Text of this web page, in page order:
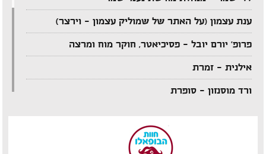
ענת עצמון (על האתר של שמוליק עצמון – וירצר)
פרופ' יורם יובל – פסיכיאטר, חוקר מוח ומרצה
אילנית – זמרת
ורד מוסנזון – סופרת
אביהו מדינה – מוזיקאי ויוצר